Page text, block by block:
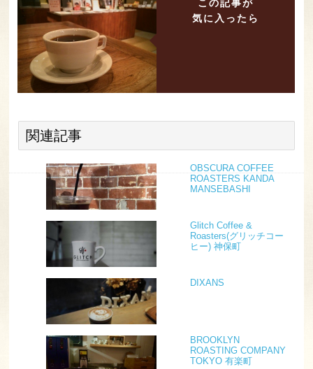
この記事が
気に入ったら
関連記事
OBSCURA COFFEE
ROASTERS KANDA
MANSEBASHI
Glitch Coffee &
Roasters(グリッチコー
ヒー) 神保町
DIXANS
BROOKLYN
ROASTING COMPANY
TOKYO 有楽町